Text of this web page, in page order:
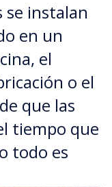
se instalan
en un
el
o el
que las
tiempo que
todo es